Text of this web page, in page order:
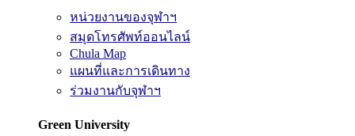
หน่วยงานของจุฬาฯ
สมุดโทรศัพท์ออนไลน์
Chula Map
แผนที่และการเดินทาง
ร่วมงานกับจุฬาฯ
Green University